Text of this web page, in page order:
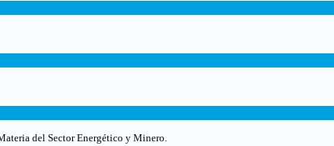
del Sector Energético y Minero.